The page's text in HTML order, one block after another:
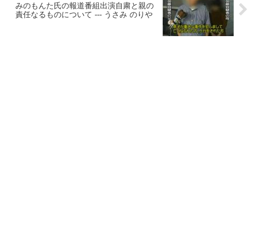
みのもんた氏の報道番組出演自粛と親の
責任なるものについて --- うさみ のりや